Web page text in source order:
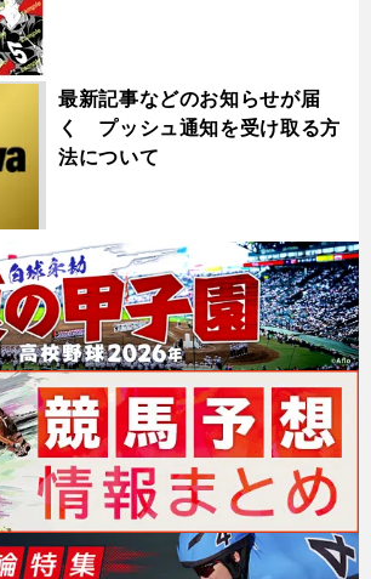
最新記事などのお知らせが届
く プッシュ通知を受け取る方
法について